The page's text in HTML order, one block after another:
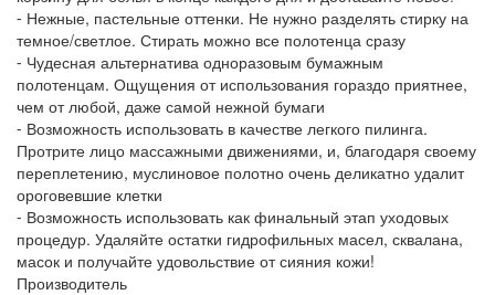
⁃ Нежные, пастельные оттенки. Не нужно разделять стирку на
темное/светлое. Стирать можно все полотенца сразу
⁃ Чудесная альтернатива одноразовым бумажным
полотенцам. Ощущения от использования гораздо приятнее,
чем от любой, даже самой нежной бумаги
⁃ Возможность использовать в качестве легкого пилинга.
Протрите лицо массажными движениями, и, благодаря своему
переплетению, муслиновое полотно очень деликатно удалит
ороговевшие клетки
⁃ Возможность использовать как финальный этап уходовых
процедур. Удаляйте остатки гидрофильных масел, сквалана,
масок и получайте удовольствие от сияния кожи!
Производитель